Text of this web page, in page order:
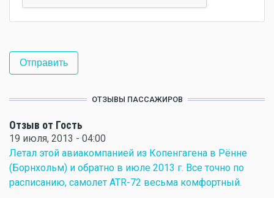
ОТЗЫВЫ ПАССАЖИРОВ
Отзыв от Гость
19 июля, 2013 - 04:00
Летал этой авиакомпанией из Копенгагена в Рённе
(Борнхольм) и обратно в июле 2013 г. Все точно по
расписанию, самолет ATR-72 весьма комфортный.